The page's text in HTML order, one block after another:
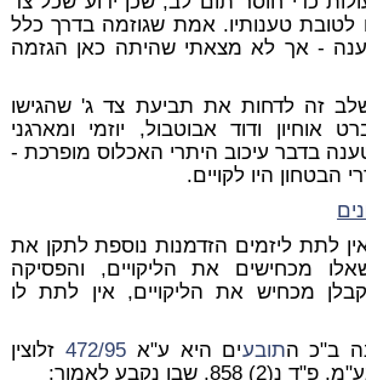
לטובת טענותיו. אמת שגוזמה בדרך כלל
- אך לא מצאתי שהיתה כאן הגזמה
זה לדחות את תביעת צד ג' שהגישו
אוחיון ודוד אבוטבול, יוזמי ומארגני
בדבר עיכוב היתרי האכלוס מופרכת -
הבטחון היו לקויים.
לתת ליזמים הזדמנות נוספת לתקן את
מכחישים את הליקויים, והפסיקה
מכחיש את הליקויים, אין לתת לו
ב"כ התובעים היא ע"א472/95 זלוצין
שבו נקבע לאמור: